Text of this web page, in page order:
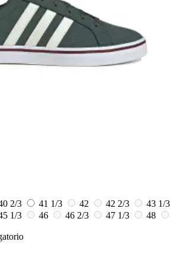
2/3 41 1/3 42 42 2/3
43 1/3
1/3 46 46 2/3 47 1/3
48